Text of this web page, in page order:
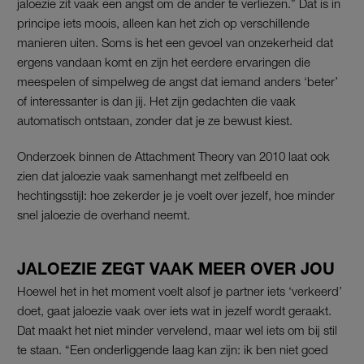
principe iets moois, alleen kan het zich op verschillende
manieren uiten. Soms is het een gevoel van onzekerheid dat
ergens vandaan komt en zijn het eerdere ervaringen die
meespelen of simpelweg de angst dat iemand anders ‘beter’
of interessanter is dan jij. Het zijn gedachten die vaak
automatisch ontstaan, zonder dat je ze bewust kiest.
Onderzoek binnen de Attachment Theory van 2010 laat ook
zien dat jaloezie vaak samenhangt met zelfbeeld en
hechtingsstijl: hoe zekerder je je voelt over jezelf, hoe minder
snel jaloezie de overhand neemt.
JALOEZIE ZEGT VAAK MEER OVER JOU
Hoewel het in het moment voelt alsof je partner iets ‘verkeerd’
doet, gaat jaloezie vaak over iets wat in jezelf wordt geraakt.
Dat maakt het niet minder vervelend, maar wel iets om bij stil
te staan. “Een onderliggende laag kan zijn: ik ben niet goed